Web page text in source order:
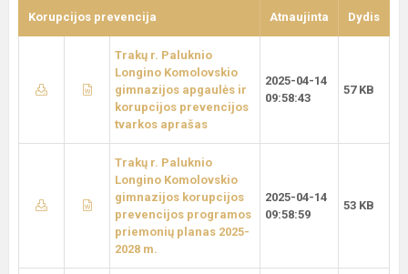
Korupcijos prevencija Atnaujinta Dydis
Trakų r. Paluknio
Longino Komolovskio
gimnazijos apgaulės ir
korupcijos prevencijos
tvarkos aprašas
2025-04-14
09:58:43
57 KB
Trakų r. Paluknio
Longino Komolovskio
gimnazijos korupcijos
prevencijos programos
priemonių planas 2025-
2028 m.
2025-04-14
09:58:59
53 KB